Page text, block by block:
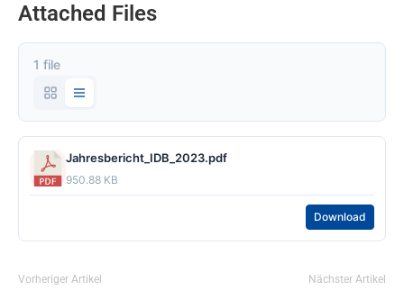
Attached Files
1 file
Jahresbericht_IDB_2023.pdf
950.88 KB
Download
Vorheriger Artikel Nächster Artikel